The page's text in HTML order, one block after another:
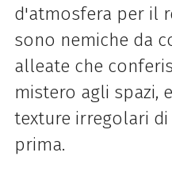
d'atmosfera per il
sono nemiche da
alleate che
mistero agli spazi,
texture irregolari
prima.